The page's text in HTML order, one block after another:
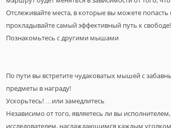
Отслеживайте места, в которые вы можете
прокладывайте самый эффективный путь к свободе!
Познакомьтесь с другими мышами
По пути вы встретите чудаковатых мышей с
предметы в награду!
Ускорьтесь! …или замедлитесь
Независимо от того, являетесь ли вы
исследователем, наслаждающимся каждым